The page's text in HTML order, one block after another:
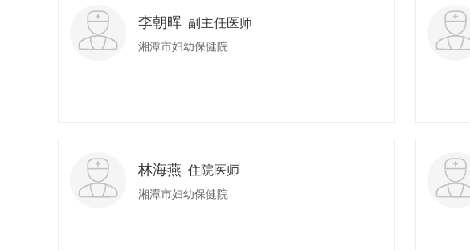
李朝晖 副主任医师
湘潭市妇幼保健院
林海燕 住院医师
湘潭市妇幼保健院